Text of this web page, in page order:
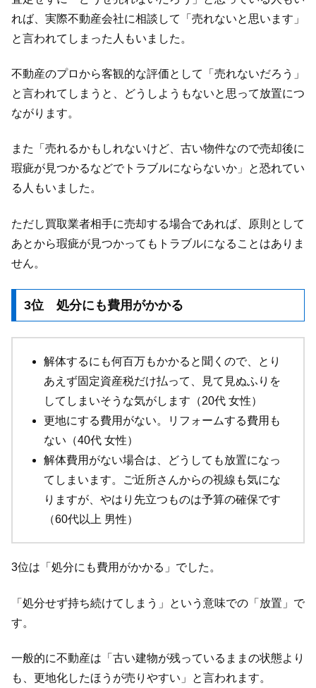
れば、実際不動産会社に相談して「売れないと思います」
と言われてしまった人もいました。
不動産のプロから客観的な評価として「売れないだろう」
と言われてしまうと、どうしようもないと思って放置につ
ながります。
また「売れるかもしれないけど、古い物件なので売却後に
瑕疵が見つかるなどでトラブルにならないか」と恐れてい
る人もいました。
ただし買取業者相手に売却する場合であれば、原則として
あとから瑕疵が見つかってもトラブルになることはありま
せん。
3位 処分にも費用がかかる
解体するにも何百万もかかると聞くので、とり
あえず固定資産税だけ払って、見て見ぬふりを
してしまいそうな気がします（20代 女性）
更地にする費用がない。リフォームする費用も
ない（40代 女性）
解体費用がない場合は、どうしても放置になっ
てしまいます。ご近所さんからの視線も気にな
りますが、やはり先立つものは予算の確保です
（60代以上 男性）
3位は「処分にも費用がかかる」でした。
「処分せず持ち続けてしまう」という意味での「放置」で
す。
一般的に不動産は「古い建物が残っているままの状態より
も、更地化したほうが売りやすい」と言われます。